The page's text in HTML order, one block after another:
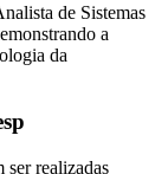
de Sistemas
a
da
ser realizadas